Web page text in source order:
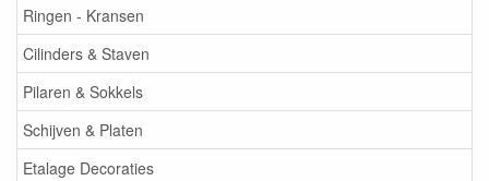
Ringen - Kransen
Cilinders & Staven
Pilaren & Sokkels
Schijven & Platen
Etalage Decoraties